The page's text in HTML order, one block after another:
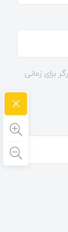
برای زمانی
×